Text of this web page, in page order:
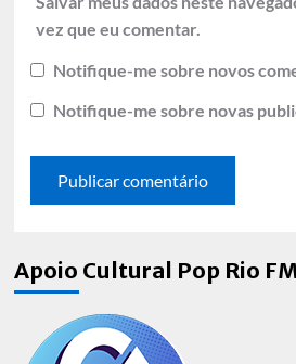
vez que eu comentar.
Notifique-me sobre novos
Notifique-me sobre novas
Apoio Cultural Pop Rio